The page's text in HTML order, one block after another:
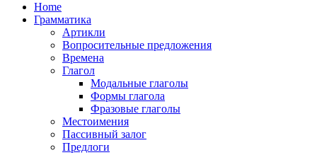
Home
Грамматика
Артикли
Вопросительные предложения
Времена
Глагол
Модальные глаголы
Формы глагола
Фразовые глаголы
Местоимения
Пассивный залог
Предлоги